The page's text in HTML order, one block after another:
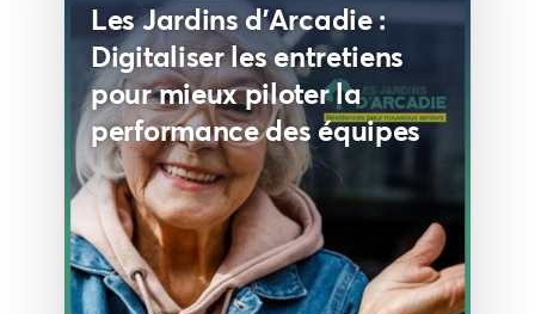
Les Jardins d'Arcadie :
Digitaliser les entretiens
pour mieux piloter la
performance des équipes